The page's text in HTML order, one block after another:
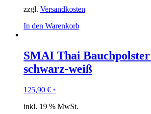
zzgl. Versandkosten
In den Warenkorb
SMAI Thai
schwarz-weiß
125,90 € *
inkl. 19 % MwSt.